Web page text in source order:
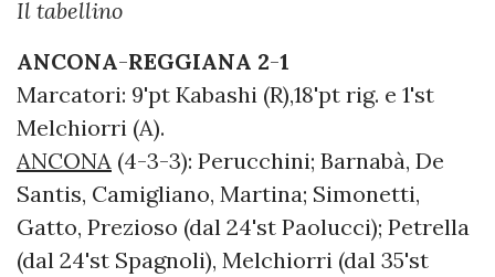
Il tabellino
ANCONA-REGGIANA 2-1
Marcatori: 9'pt Kabashi (R),18'pt rig. e 1'st
Melchiorri (A).
ANCONA (4-3-3): Perucchini; Barnabà, De
Santis, Camigliano, Martina; Simonetti,
Gatto, Prezioso (dal 24'st Paolucci); Petrella
(dal 24'st Spagnoli), Melchiorri (dal 35'st